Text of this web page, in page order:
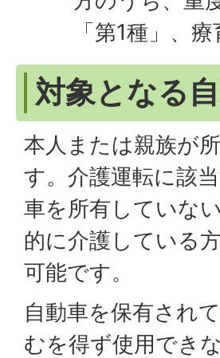
「第1種」、
対象となる
本人または親族が
す。介護運転に該
車を所有していな
的に介護している
可能です。
自動車を保有され
むを得ず使用でき